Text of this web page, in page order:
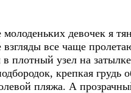
девочек я
все чаще
плотный узел на
крепкая грудь
пляжа. А